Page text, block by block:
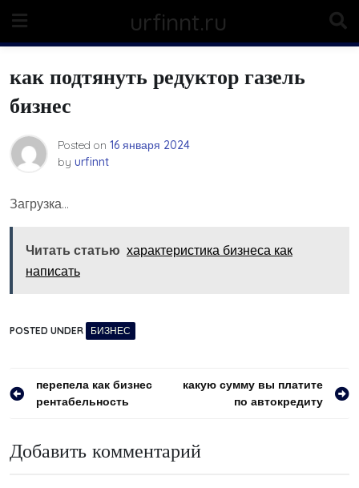
content
urfinnt.ru
как подтянуть редуктор газель
бизнес
Posted on 16 января 2024
by urfinnt
Загрузка…
Читать статью характеристика бизнеса как
написать
POSTED UNDER БИЗНЕС
Навигация
перепела как бизнес
рентабельность
какую сумму вы платите
по автокредиту
Добавить комментарий